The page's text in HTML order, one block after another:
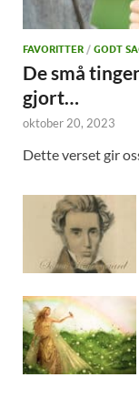
FAVORITTER / GODT
De små
gjort…
oktober 20, 2023
Dette verset gir